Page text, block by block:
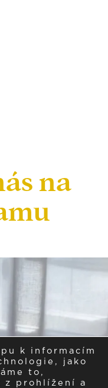
na
k informacím
jako
to,
z prohlížení a